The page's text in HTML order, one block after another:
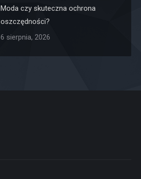
Moda czy skuteczna ochrona
oszczędności?
6 sierpnia, 2026